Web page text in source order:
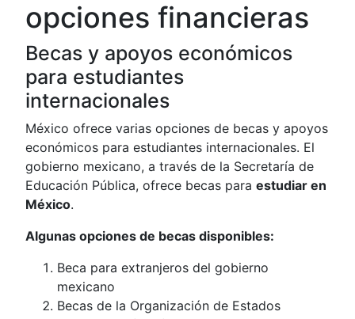
opciones financieras
Becas y apoyos económicos
para estudiantes
internacionales
México ofrece varias opciones de becas y apoyos
económicos para estudiantes internacionales. El
gobierno mexicano, a través de la Secretaría de
Educación Pública, ofrece becas paraestudiar en
México.
Algunas opciones de becas disponibles:
Beca para extranjeros del gobierno
mexicano
Becas de la Organización de Estados